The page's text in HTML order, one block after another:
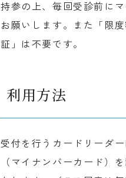
持参の上、毎回受診前に
お願いします。また「限
証」は不要です。
利用方法
受付を行うカードリーダ
（マイナンバーカード）